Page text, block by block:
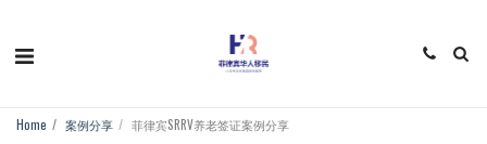
Home 案例分享 菲律宾SRRV养老签证案例分享